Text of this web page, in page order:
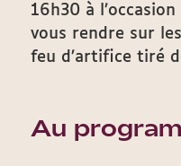
16h30 à
vous rendre sur
feu d’artifice tiré
Au